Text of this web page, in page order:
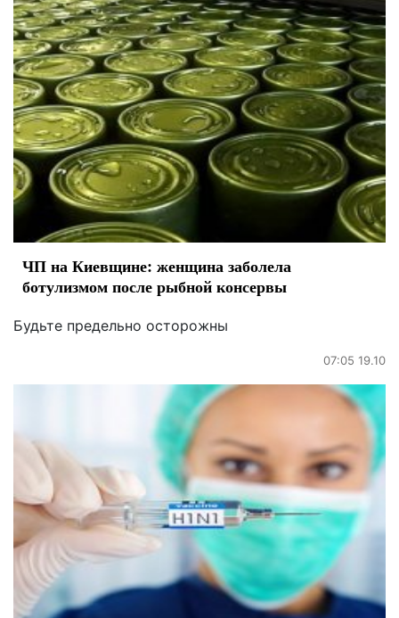
ЧП на Киевщине: женщина заболела
ботулизмом после рыбной консервы
Будьте предельно осторожны
07:05 19.10